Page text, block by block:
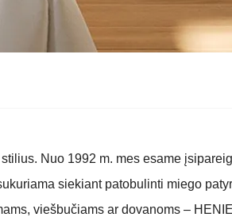
Nuo 1992 m. mes esame
siekiant patobulinti miego
viešbučiams ar dovanoms –